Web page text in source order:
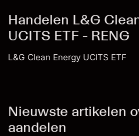
Handelen L&G
UCITS ETF - RENG
L&G Clean Energy UCITS ETF
Nieuwste artikelen
aandelen